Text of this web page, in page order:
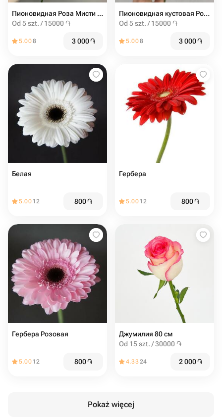
Пионовидная Роза Мисти баблс от 5шт
Od 5 szt. / 15000 ֏
5.008 3 000֏
Пионовидная кустовая Роза Madam Bombastic штучно (от 5 шт)
Od 5 szt. / 15000 ֏
5.008 3 000֏
Белая
5.00 12 800֏
Гербера
5.00 12 800֏
Гербера Розовая
5.00 12 800֏
Джумилия 80 см
Od 15 szt. / 30000 ֏
4.3324 2 000֏
Pokaż więcej